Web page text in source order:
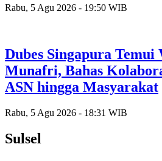
Rabu, 5 Agu 2026 - 19:50 WIB
Dubes Singapura
Munafri, Bahas
ASN hingga Masyarakat
Rabu, 5 Agu 2026 - 18:31 WIB
Sulsel